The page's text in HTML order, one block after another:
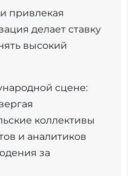
привлекая
делает ставку
высокий
сцене:
коллективы
и аналитиков
за